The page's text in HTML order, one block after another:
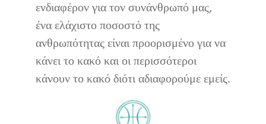
ενδιαφέρον για τον συνάνθρωπό μας,
ένα ελάχιστο ποσοστό της
ανθρωπότητας είναι προορισμένο για να
κάνει το κακό και οι περισσότεροι
κάνουν το κακό διότι αδιαφορούμε εμείς.